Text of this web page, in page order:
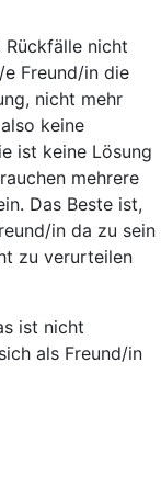
Rückfälle nicht
Freund/in die
nicht mehr
keine
ist keine Lösung
mehrere
Das Beste ist,
in da zu sein
zu verurteilen
ist nicht
als Freund/in